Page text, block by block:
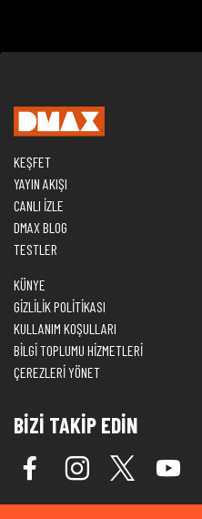
KEŞFET
YAYIN AKIŞI
CANLI İZLE
DMAX BLOG
TESTLER
KÜNYE
GİZLİLİK POLİTİKASI
KULLANIM KOŞULLARI
BİLGİ TOPLUMU HİZMETLERİ
ÇEREZLERİ YÖNET
BİZİ TAKİP EDİN